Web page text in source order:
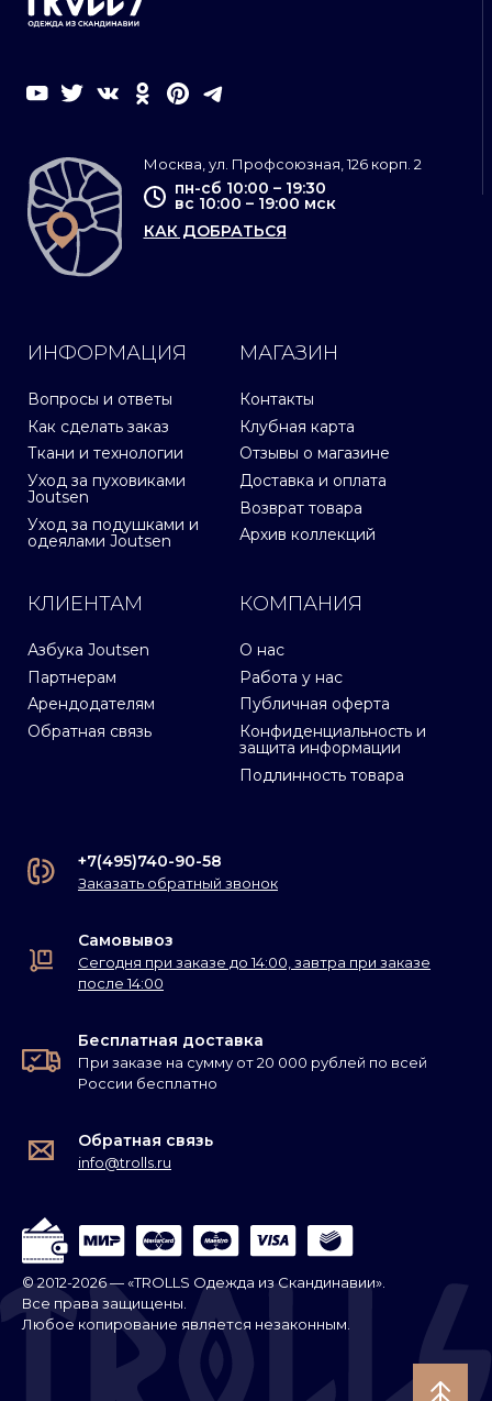
ИНФОРМАЦИЯ
Вопросы и ответы
Как сделать заказ
Ткани и технологии
Уход за пуховиками
Joutsen
Уход за подушками и
одеялами Joutsen
МАГАЗИН
Контакты
Клубная карта
Отзывы о магазине
Доставка и оплата
Возврат товара
Архив коллекций
КЛИЕНТАМ
Азбука Joutsen
Партнерам
Арендодателям
Обратная связь
КОМПАНИЯ
О нас
Работа у нас
Публичная оферта
Конфиденциальность и
защита информации
Подлинность товара
Москва, ул. Профсоюзная, 126 корп. 2
пн-сб 10:00 – 19:30
вс 10:00 – 19:00 мск
КАК ДОБРАТЬСЯ
+7(495)740-90-58
Заказать обратный звонок
Самовывоз
Сегодня при заказе до 14:00, завтра при заказе
после 14:00
Бесплатная доставка
При заказе на сумму от 20 000 рублей по всей
России бесплатно
Обратная связь
info@trolls.ru
© 2012-2026 — «TROLLS Одежда из Скандинавии».
Все права защищены.
Любое копирование является незаконным.